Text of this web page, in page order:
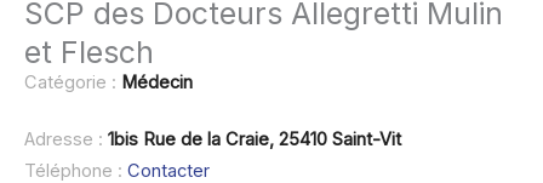
SCP des Docteurs Allegretti Mulin
et Flesch
Catégorie : Médecin
Adresse : 1bis Rue de la Craie, 25410 Saint-Vit
Téléphone : Contacter